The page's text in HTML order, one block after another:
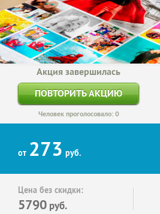
Акция завершилась
ПОВТОРИТЬ АКЦИЮ
Человек проголосовало: 0
от 273 руб.
Цена без скидки:
5790 руб.